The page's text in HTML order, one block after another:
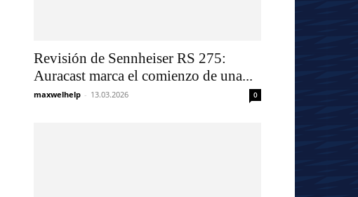
Revisión de Sennheiser RS 275:
Auracast marca el comienzo de una...
maxwelhelp - 13.03.2026 0